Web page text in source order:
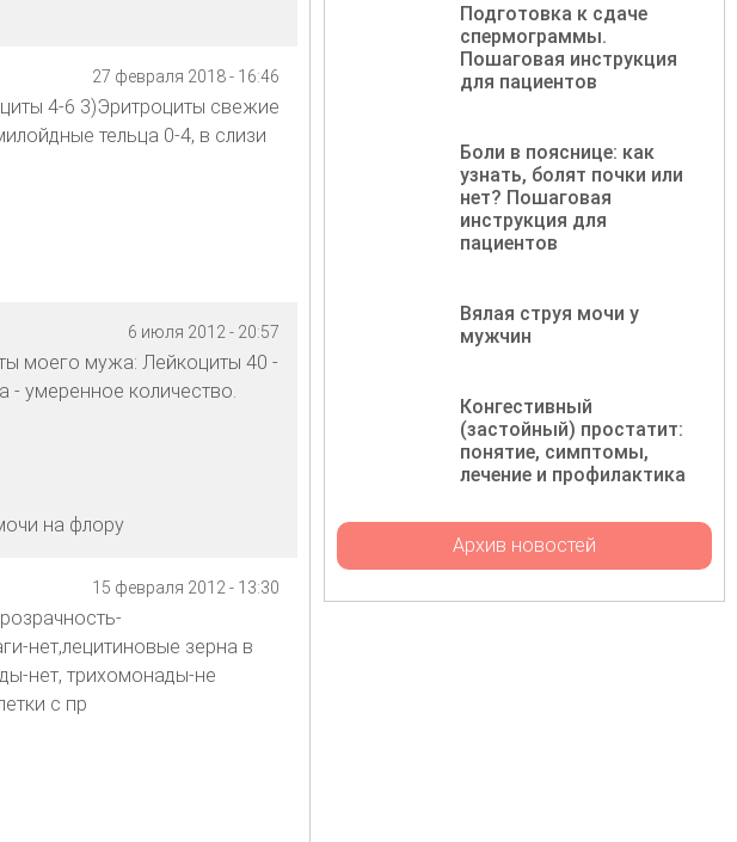
27 февраля 2018 - 16:46
4-6 3)Эритроциты свежие
тельца 0-4, в слизи
6 июля 2012 - 20:57
моего мужа: Лейкоциты 40 -
умеренное количество.
на флору
15 февраля 2012 - 13:30
нет,лецитиновые зерна в
нет, трихомонады-не
с пр
Подготовка к сдаче
спермограммы.
Пошаговая инструкция
для пациентов
Боли в пояснице: как
узнать, болят почки или
нет? Пошаговая
инструкция для
пациентов
Вялая струя мочи у
мужчин
Конгестивный
(застойный) простатит:
понятие, симптомы,
лечение и профилактика
Архив новостей